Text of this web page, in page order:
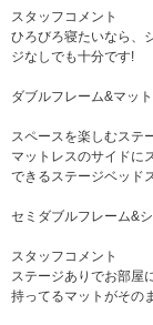
スタッフコメント
ひろびろ寝たいなら、
ジなしでも十分です!
ダブルフレーム&マッ
スペースを楽しむステ
マットレスのサイドに
できるステージベッド
セミダブルフレーム&
スタッフコメント
ステージありでお部屋
持ってるマットがその